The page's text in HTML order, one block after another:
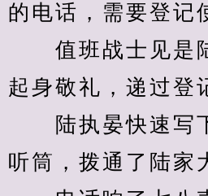
的电话，需要登记
值班战士见是
起身敬礼，递过登
陆执晏快速写
听筒，拨通了陆家